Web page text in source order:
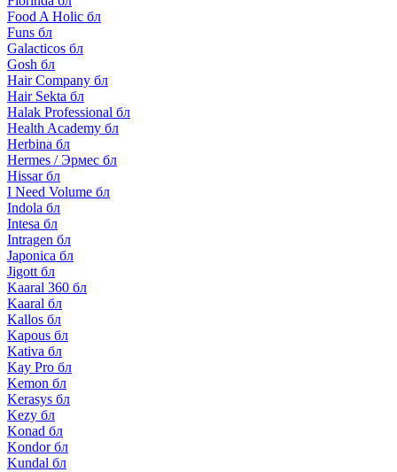
Food A Holic бл
Funs бл
Galacticos бл
Gosh бл
Hair Company бл
Hair Sekta бл
Halak Professional бл
Health Academy бл
Herbina бл
Hermes / Эрмес бл
Hissar бл
I Need Volume бл
Indola бл
Intesa бл
Intragen бл
Japonica бл
Jigott бл
Kaaral 360 бл
Kaaral бл
Kallos бл
Kapous бл
Kativa бл
Kay Pro бл
Kemon бл
Kerasys бл
Kezy бл
Konad бл
Kondor бл
Kundal бл